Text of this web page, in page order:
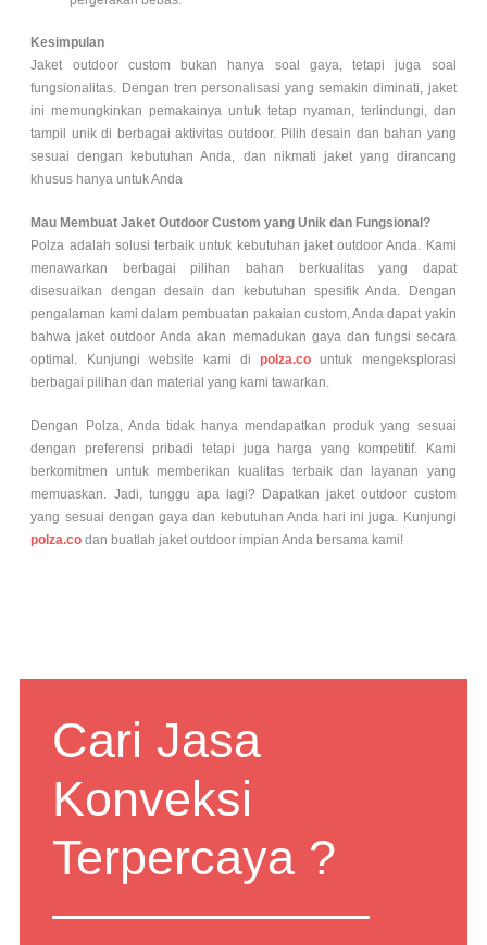
Kesimpulan
Jaket outdoor custom bukan hanya soal gaya, tetapi juga soal
fungsionalitas. Dengan tren personalisasi yang semakin diminati, jaket
ini memungkinkan pemakainya untuk tetap nyaman, terlindungi, dan
tampil unik di berbagai aktivitas outdoor. Pilih desain dan bahan yang
sesuai dengan kebutuhan Anda, dan nikmati jaket yang dirancang
khusus hanya untuk Anda
Mau Membuat Jaket Outdoor Custom yang Unik dan Fungsional?
Polza adalah solusi terbaik untuk kebutuhan jaket outdoor Anda. Kami
menawarkan berbagai pilihan bahan berkualitas yang dapat
disesuaikan dengan desain dan kebutuhan spesifik Anda. Dengan
pengalaman kami dalam pembuatan pakaian custom, Anda dapat yakin
bahwa jaket outdoor Anda akan memadukan gaya dan fungsi secara
optimal. Kunjungi website kami di polza.co untuk mengeksplorasi
berbagai pilihan dan material yang kami tawarkan.
Dengan Polza, Anda tidak hanya mendapatkan produk yang sesuai
dengan preferensi pribadi tetapi juga harga yang kompetitif. Kami
berkomitmen untuk memberikan kualitas terbaik dan layanan yang
memuaskan. Jadi, tunggu apa lagi? Dapatkan jaket outdoor custom
yang sesuai dengan gaya dan kebutuhan Anda hari ini juga. Kunjungi
polza.co dan buatlah jaket outdoor impian Anda bersama kami!
Cari Jasa
Konveksi
Terpercaya ?